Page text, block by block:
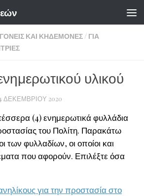
ΓΟΝΕΊΣ ΚΑΙ ΚΗΔΕΜΌΝΕΣ/ ΓΙΑ
υλικού
ΔΕΚΕΜΒΡΊΟΥ 2020
(4) ενημερωτικά φυλλάδια
του Πολίτη. Παρακάτω
των φυλλαδίων, οι οποίοι και
που αφορούν. Επιλέξτε όσα
για την προστασία στο